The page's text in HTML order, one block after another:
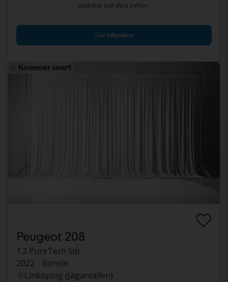
matchar just dina behov.
Gör bilguiden
Kommer snart
Peugeot 208
1.2 PureTech 5dr
2022
Bensin
Linköping (Jägarvallen)